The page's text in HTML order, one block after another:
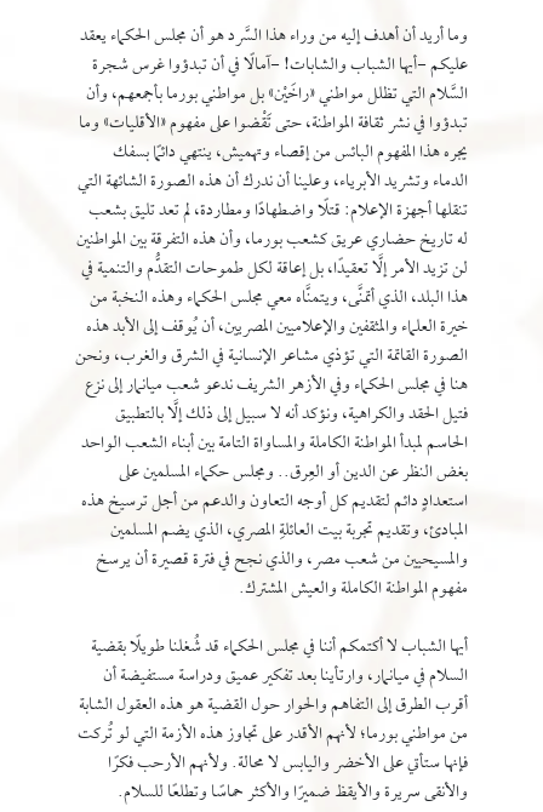
وما أريد أن أهدف إليه من وراء هذا السَّرد هو أن مجلس الحكماء يعقد
عليكم -أيها الشباب والشابات! -آمالًا في أن تبدؤوا غرس شجرة
السَّلام التي تظلل مواطني «راخَيْن» بل مواطني بورما بأجمعهم، وأن
تبدؤوا في نشر ثقافة المواطنة، حتى تَقْضوا على مفهوم «الأقليات» وما
يجره هذا المفهوم البائس من إقصاء وتهميش، ينتهي دائمًا بسفك
الدماء وتشريد الأبرياء، وعلينا أن ندرك أن هذه الصورة الشائهة التي
تنقلها أجهزة الإعلام: قتلًا واضطهادًا ومطاردة، لم تعد تليق بشعب
له تاريخ حضاري عريق كشعب بورما، وأن هذه التفرقة بين المواطنين
لن تزيد الأمر إلَّا تعقيدًا، بل إعاقة لكل طموحات التقدُّم والتنمية في
هذا البلد، الذي أتمنَّى، ويتمنَّاه معي مجلس الحكماء وهذه النخبة من
خيرة العلماء والمثقفين والإعلاميين المصريين، أن يُوقف إلى الأبد هذه
الصورة القاتمة التي تؤذي مشاعر الإنسانية في الشرق والغرب، ونحن
هنا في مجلس الحكماء وفي الأزهر الشريف ندعو شعب ميانمار إلى نزع
فتيل الحقد والكراهية، ونؤكد أنه لا سبيل إلى ذلك إلَّا بالتطبيق
الحاسم لمبدأ المواطنة الكاملة والمساواة التامة بين أبناء الشعب الواحد
بغض النظر عن الدين أو العِرق.. ومجلس حكماء المسلمين على
استعدادٍ دائم لتقديم كل أوجه التعاون والدعم من أجل ترسيخ هذه
المبادئ، وتقديم تجربة بيت العائلةِ المصري، الذي يضم المسلمين
والمسيحيين من شعب مصر، والذي نجح في فترة قصيرة أن يرسخ
مفهوم المواطنة الكاملة والعيش المشترك.
أيها الشباب لا أكتمكم أننا في مجلس الحكماء قد شُغلنا طويلًا بقضية
السلام في ميانمار، وارتأينا بعد تفكير عميق ودراسة مستفيضة أن
أقرب الطرق إلى التفاهم والحوار حول القضية هو هذه العقول الشابة
من مواطني بورما؛ لأنهم الأقدر على تجاوز هذه الأزمة التي لو تُركت
فإنها ستأتي على الأخضر واليابس لا محالة. ولأنهم الأرحب فكرًا
والأنقى سريرة والأيقظ ضميرًا والأكثر حماسًا وتطلعًا للسلام.